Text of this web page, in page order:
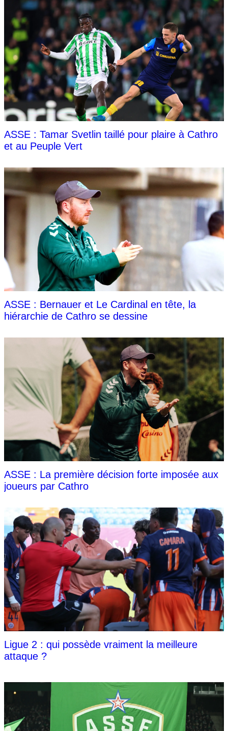
ASSE : Tamar Svetlin taillé pour plaire à Cathro
et au Peuple Vert
ASSE : Bernauer et Le Cardinal en tête, la
hiérarchie de Cathro se dessine
ASSE : La première décision forte imposée aux
joueurs par Cathro
Ligue 2 : qui possède vraiment la meilleure
attaque ?